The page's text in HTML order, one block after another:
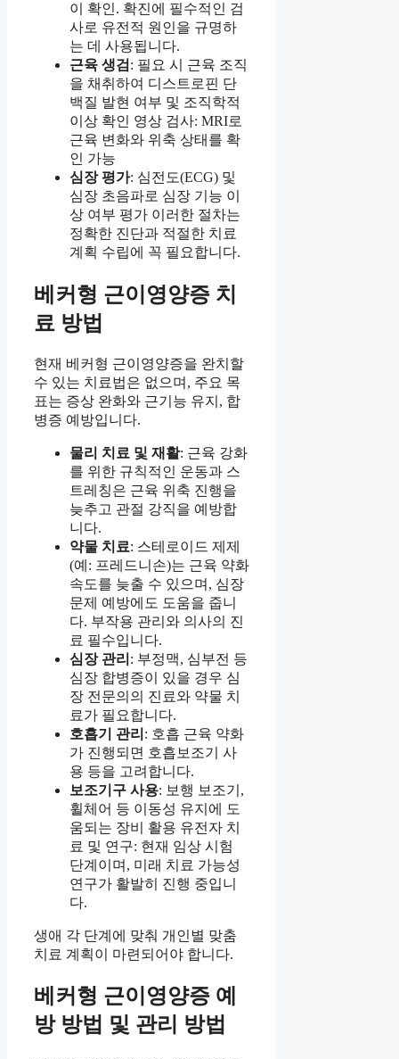
이 확인. 확진에 필수적인 검
사로 유전적 원인을 규명하
는 데 사용됩니다.
근육 생검 : 필요 시 근육 조직
을 채취하여 디스트로핀 단
백질 발현 여부 및 조직학적
이상 확인 영상 검사: MRI로
근육 변화와 위축 상태를 확
인 가능
심장 평가: 심전도(ECG) 및
심장 초음파로 심장 기능 이
상 여부 평가 이러한 절차는
정확한 진단과 적절한 치료
계획 수립에 꼭 필요합니다.
베커형 근이영양증 치
료 방법
현재 베커형 근이영양증을 완치할
수 있는 치료법은 없으며, 주요 목
표는 증상 완화와 근기능 유지, 합
병증 예방입니다.
물리 치료 및 재활: 근육 강화
를 위한 규칙적인 운동과 스
트레칭은 근육 위축 진행을
늦추고 관절 강직을 예방합
니다.
약물 치료: 스테로이드 제제
(예: 프레드니손)는 근육 약화
속도를 늦출 수 있으며, 심장
문제 예방에도 도움을 줍니
다. 부작용 관리와 의사의 진
료 필수입니다.
심장 관리 : 부정맥, 심부전 등
심장 합병증이 있을 경우 심
장 전문의의 진료와 약물 치
료가 필요합니다.
호흡기 관리 : 호흡 근육 약화
가 진행되면 호흡보조기 사
용 등을 고려합니다.
보조기구 사용: 보행 보조기,
휠체어 등 이동성 유지에 도
움되는 장비 활용 유전자 치
료 및 연구: 현재 임상 시험
단계이며, 미래 치료 가능성
연구가 활발히 진행 중입니
다.
생애 각 단계에 맞춰 개인별 맞춤
치료 계획이 마련되어야 합니다.
베커형 근이영양증 예
방 방법 및 관리 방법